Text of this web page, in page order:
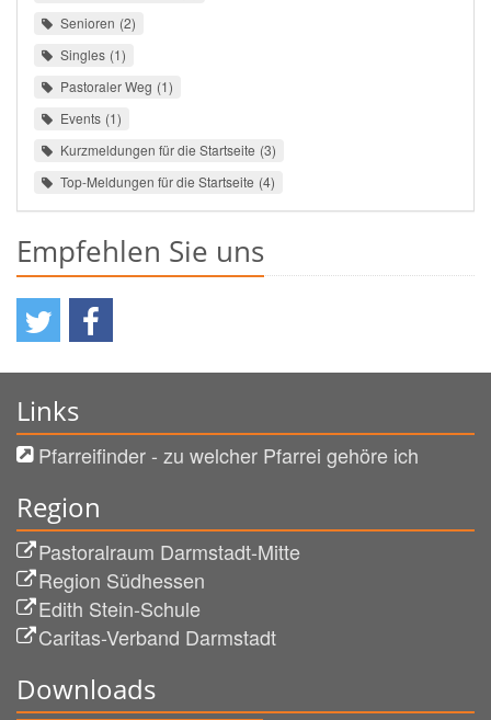
Senioren 2
Singles 1
Pastoraler Weg 1
Events 1
Kurzmeldungen für die Startseite 3
Top-Meldungen für die Startseite 4
Empfehlen Sie uns
Links
Pfarreifinder - zu welcher Pfarrei gehöre ich
Region
Pastoralraum Darmstadt-Mitte
Region Südhessen
Edith Stein-Schule
Caritas-Verband Darmstadt
Downloads